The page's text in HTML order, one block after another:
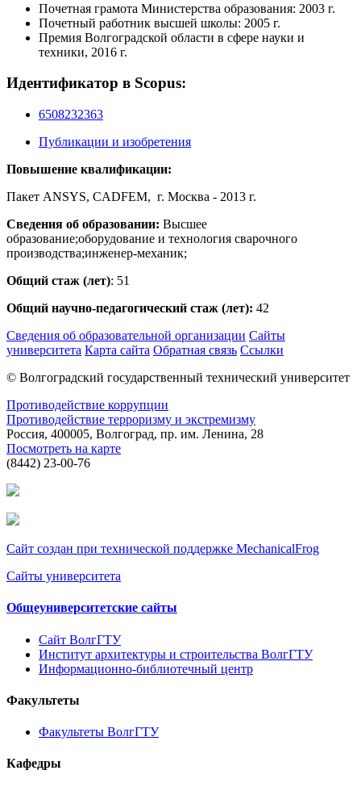
Почетная грамота Министерства образования: 2003 г.
Почетный работник высшей школы: 2005 г.
Премия Волгоградской области в сфере науки и
техники, 2016 г.
Идентификатор в Scopus:
6508232363
Публикации и изобретения
Повышение квалификации:
Пакет ANSYS, CADFEM, г. Москва - 2013 г.
Сведения об образовании: Высшее
образование;оборудование и технология сварочного
производства;инженер-механик;
Общий стаж (лет): 51
Общий научно-педагогический стаж (лет): 42
Сведения об образовательной организации Сайты
университета Карта сайта Обратная связь Ссылки
© Волгоградский государственный технический университет
Противодействие коррупции
Противодействие терроризму и экстремизму
Россия, 400005, Волгоград, пр. им. Ленина, 28
Посмотреть на карте
(8442) 23-00-76
Сайт создан при технической поддержке MechanicalFrog
Сайты университета
Общеуниверситетские сайты
Сайт ВолгГТУ
Институт архитектуры и строительства ВолгГТУ
Информационно-библиотечный центр
Факультеты
Факультеты ВолгГТУ
Кафедры